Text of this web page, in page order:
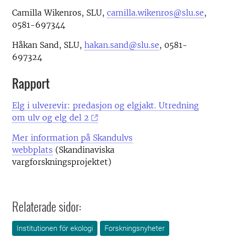
Camilla Wikenros, SLU, camilla.wikenros@slu.se,
0581-697344
Håkan Sand, SLU, hakan.sand@slu.se, 0581-
697324
Rapport
Elg i ulverevir: predasjon og elgjakt. Utredning
om ulv og elg del 2
Mer information på Skandulvs
webbplats (Skandinaviska
vargforskningsprojektet)
Relaterade sidor:
Institutionen för ekologi Forskningsnyheter